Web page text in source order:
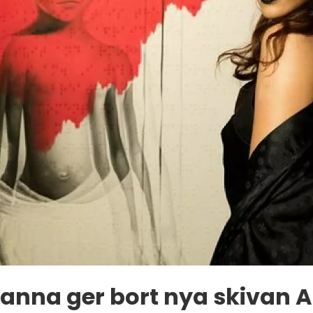
ger bort nya skivan